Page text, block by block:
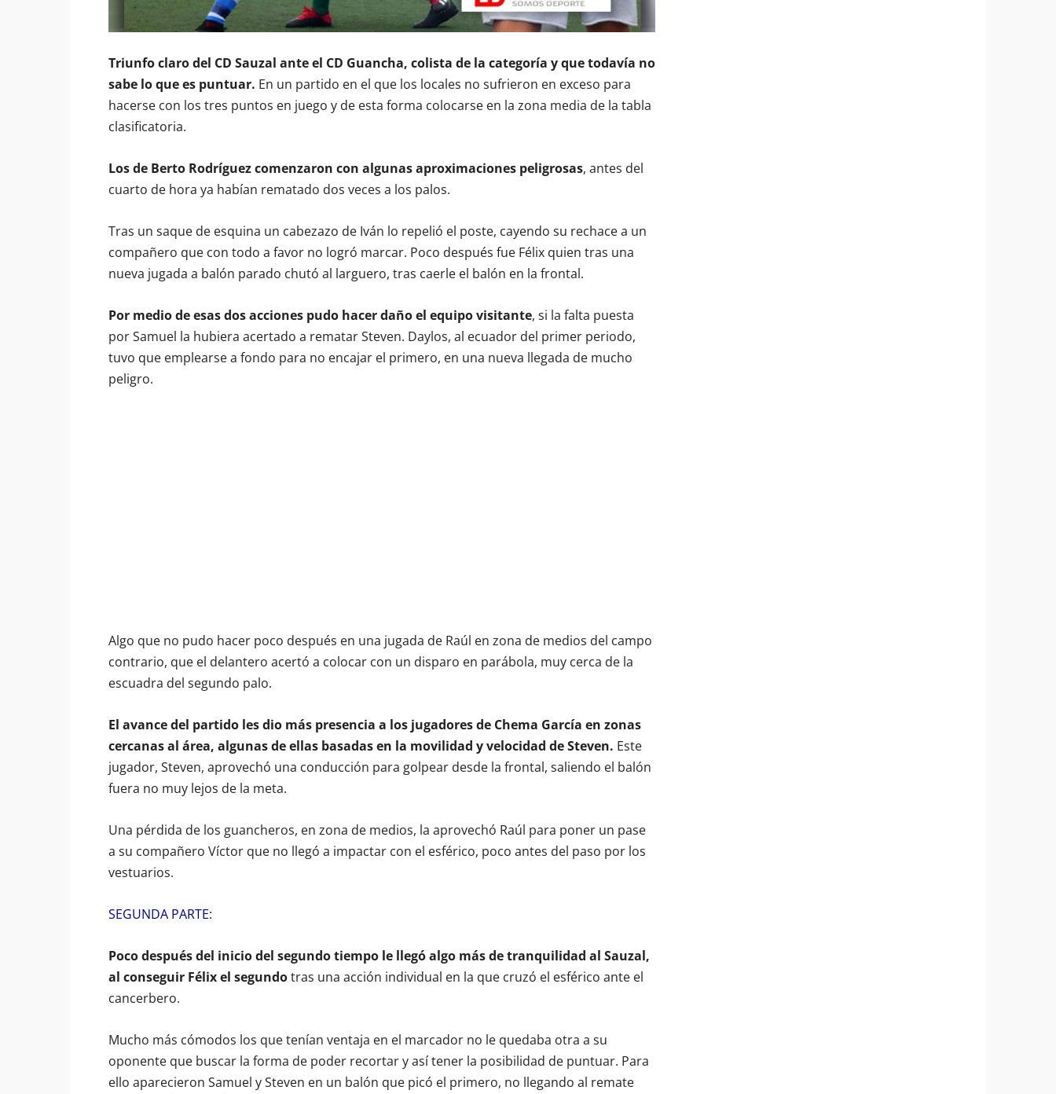
Triunfo claro del CD Sauzal ante el CD Guancha, colista de la categoría y que todavía no
sabe lo que es puntuar. En un partido en el que los locales no sufrieron en exceso para
hacerse con los tres puntos en juego y de esta forma colocarse en la zona media de la tabla
clasificatoria.
Los de Berto Rodríguez comenzaron con algunas aproximaciones peligrosas, antes del
cuarto de hora ya habían rematado dos veces a los palos.
Tras un saque de esquina un cabezazo de Iván lo repelió el poste, cayendo su rechace a un
compañero que con todo a favor no logró marcar. Poco después fue Félix quien tras una
nueva jugada a balón parado chutó al larguero, tras caerle el balón en la frontal.
Por medio de esas dos acciones pudo hacer daño el equipo visitante, si la falta puesta
por Samuel la hubiera acertado a rematar Steven. Daylos, al ecuador del primer periodo,
tuvo que emplearse a fondo para no encajar el primero, en una nueva llegada de mucho
peligro.
Algo que no pudo hacer poco después en una jugada de Raúl en zona de medios del campo
contrario, que el delantero acertó a colocar con un disparo en parábola, muy cerca de la
escuadra del segundo palo.
El avance del partido les dio más presencia a los jugadores de Chema García en zonas
cercanas al área, algunas de ellas basadas en la movilidad y velocidad de Steven. Este
jugador, Steven, aprovechó una conducción para golpear desde la frontal, saliendo el balón
fuera no muy lejos de la meta.
Una pérdida de los guancheros, en zona de medios, la aprovechó Raúl para poner un pase
a su compañero Víctor que no llegó a impactar con el esférico, poco antes del paso por los
vestuarios.
SEGUNDA PARTE:
Poco después del inicio del segundo tiempo le llegó algo más de tranquilidad al Sauzal,
al conseguir Félix el segundotras una acción individual en la que cruzó el esférico ante el
cancerbero.
Mucho más cómodos los que tenían ventaja en el marcador no le quedaba otra a su
oponente que buscar la forma de poder recortar y así tener la posibilidad de puntuar. Para
ello aparecieron Samuel y Steven en un balón que picó el primero, no llegando al remate